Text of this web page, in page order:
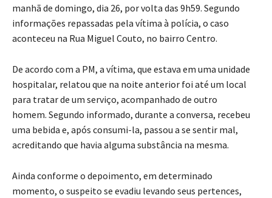
manhã de domingo, dia 26, por volta das 9h59. Segundo
informações repassadas pela vítima à polícia, o caso
aconteceu na Rua Miguel Couto, no bairro Centro.
De acordo com a PM, a vítima, que estava em uma unidade
hospitalar, relatou que na noite anterior foi até um local
para tratar de um serviço, acompanhado de outro
homem. Segundo informado, durante a conversa, recebeu
uma bebida e, após consumi-la, passou a se sentir mal,
acreditando que havia alguma substância na mesma.
Ainda conforme o depoimento, em determinado
momento, o suspeito se evadiu levando seus pertences,